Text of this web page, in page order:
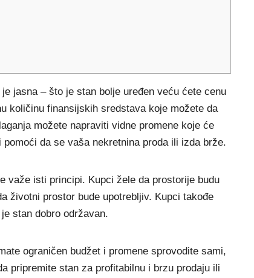
jasna – što je stan bolje uređen veću ćete cenu
količinu finansijskih sredstava koje možete da
možete napraviti vidne promene koje će
da se vaša nekretnina proda ili izda brže.
važe isti principi. Kupci žele da prostorije budu
životni prostor bude upotrebljiv. Kupci takođe
stan dobro održavan.
ograničen budžet i promene sprovodite sami,
pripremite stan za profitabilnu i brzu prodaju ili